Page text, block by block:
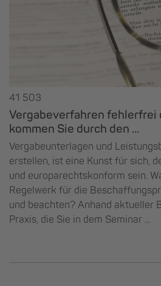
41 503
Vergabeverfahren fehlerfrei
kommen Sie durch den ...
Vergabeunterlagen und
erstellen, ist eine Kunst für sich,
und europarechtskonform sein.
Regelwerk für die
und beachten? Anhand aktueller
Praxis, die Sie in dem Seminar ...